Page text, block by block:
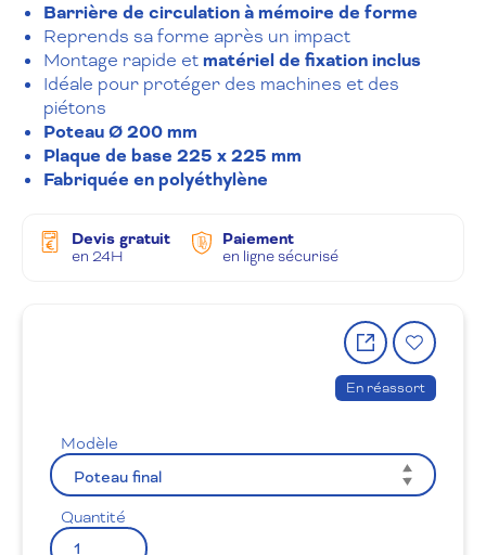
Barrière de circulation à mémoire de forme
Reprends sa forme après un impact
Montage rapide etmatériel de fixation inclus
Idéale pour protéger des machines et des
piétons
Poteau Ø 200 mm
Plaque de base 225 x 225 mm
Fabriquée en polyéthylène
Devis gratuit
en 24H
Paiement
en ligne sécurisé
Partager
le
produit
à
la
En réassort
Modèle
Quantité